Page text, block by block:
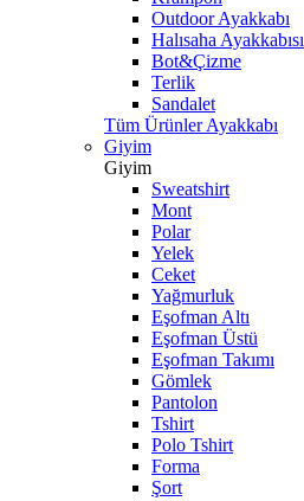
Outdoor Ayakkabı
Halısaha Ayakkabısı
Bot&Çizme
Terlik
Sandalet
Tüm Ürünler Ayakkabı
Giyim
Giyim
Sweatshirt
Mont
Polar
Yelek
Ceket
Yağmurluk
Eşofman Altı
Eşofman Üstü
Eşofman Takımı
Gömlek
Pantolon
Tshirt
Polo Tshirt
Forma
Şort